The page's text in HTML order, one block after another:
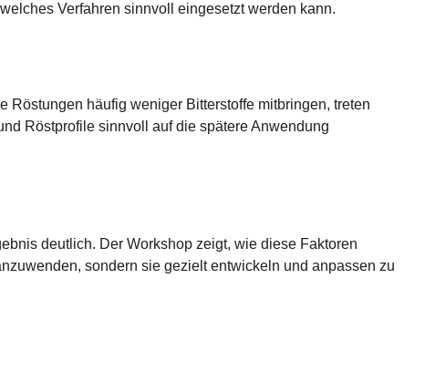
Verfahren sinnvoll eingesetzt werden kann.
häufig weniger Bitterstoffe mitbringen, treten
Röstprofile sinnvoll auf die spätere Anwendung
deutlich. Der Workshop zeigt, wie diese Faktoren
sondern sie gezielt entwickeln und anpassen zu